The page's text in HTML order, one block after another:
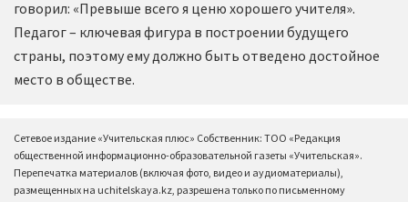
говорил: «Превыше всего я ценю хорошего учителя».
Педагог – ключевая фигура в построении будущего
страны, поэтому ему должно быть отведено достойное
место в обществе.
Сетевое издание «Учительская плюс» Собственник: ТОО «Редакция
общественной информационно-образовательной газеты «Учительская».
Перепечатка материалов (включая фото, видео и аудиоматериалы),
размещенных на uchitelskaya.kz, разрешена только по письменному